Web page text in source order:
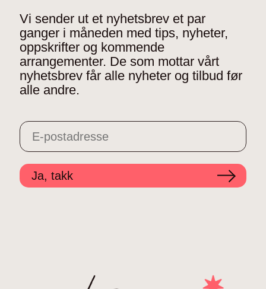
Vi sender ut et nyhetsbrev et par
ganger i måneden med tips, nyheter,
oppskrifter og kommende
arrangementer. De som mottar vårt
nyhetsbrev får alle nyheter og tilbud før
alle andre.
Ja, takk